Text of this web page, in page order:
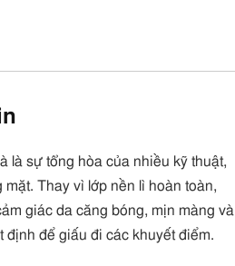
là sự tổng hòa của nhiều kỹ thuật,
Thay vì lớp nền lì hoàn toàn,
giác da căng bóng, mịn màng và
để giấu đi các khuyết điểm.